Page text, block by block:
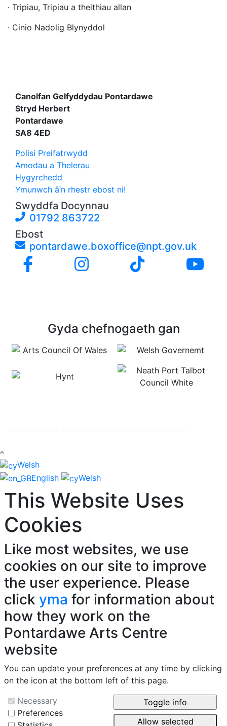
· Tripiau, Tripiau a theithiau allan
· Cinio Nadolig Blynyddol
Canolfan Gelfyddydau Pontardawe
Stryd Herbert
Pontardawe
SA8 4ED
Polisi Preifatrwydd
Amodau a Thelerau
Hygyrchedd
Ymunwch â’n rhestr ebost ni!
Swyddfa Docynnau
01792 863722
Ebost
pontardawe.boxoffice@npt.gov.uk
Gyda chefnogaeth gan
Welsh
English
Welsh
This Website Uses
Cookies
Like most websites, we use
cookies on our site to improve
the user experience. Please
click yma for information about
how they work on the
Pontardawe Arts Centre
website
You can update your preferences at any time by clicking
on the icon at the bottom left of this page.
Necessary
Preferences